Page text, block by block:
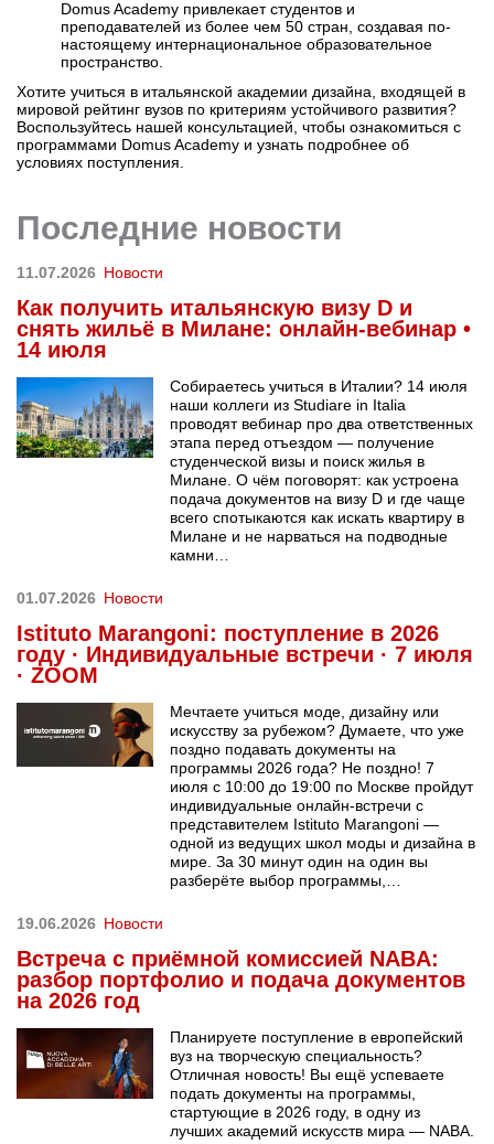
Domus Academy привлекает студентов и
преподавателей из более чем 50 стран, создавая по-
настоящему интернациональное образовательное
пространство.
Хотите учиться в итальянской академии дизайна, входящей в
мировой рейтинг вузов по критериям устойчивого развития?
Воспользуйтесь нашей консультацией, чтобы ознакомиться с
программами Domus Academy и узнать подробнее об
условиях поступления.
Последние новости
11.07.2026 Новости
Как получить итальянскую визу D и
снять жильё в Милане: онлайн-вебинар •
14 июля
Собираетесь учиться в Италии? 14 июля
наши коллеги из Studiare in Italia
проводят вебинар про два ответственных
этапа перед отъездом — получение
студенческой визы и поиск жилья в
Милане. О чём поговорят: как устроена
подача документов на визу D и где чаще
всего спотыкаются как искать квартиру в
Милане и не нарваться на подводные
камни…
01.07.2026 Новости
Istituto Marangoni: поступление в 2026
году · Индивидуальные встречи · 7 июля
· ZOOM
Мечтаете учиться моде, дизайну или
искусству за рубежом? Думаете, что уже
поздно подавать документы на
программы 2026 года? Не поздно! 7
июля с 10:00 до 19:00 по Москве пройдут
индивидуальные онлайн-встречи с
представителем Istituto Marangoni —
одной из ведущих школ моды и дизайна в
мире. За 30 минут один на один вы
разберёте выбор программы,…
19.06.2026 Новости
Встреча с приёмной комиссией NABA:
разбор портфолио и подача документов
на 2026 год
Планируете поступление в европейский
вуз на творческую специальность?
Отличная новость! Вы ещё успеваете
подать документы на программы,
стартующие в 2026 году, в одну из
лучших академий искусств мира — NABA.